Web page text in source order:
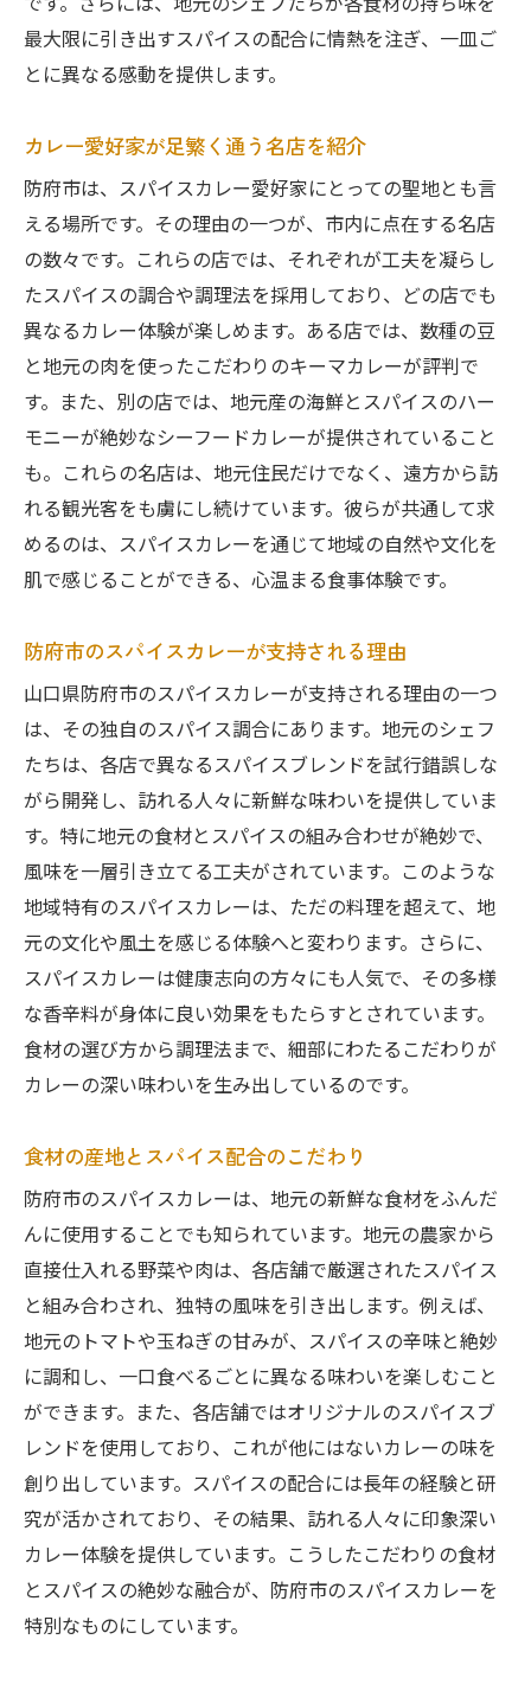
の秘密
店ごとに異なるスパイスブレンドの特徴
辛さと香りのバランスを極める技
スパイス調合の裏に隠されたストーリー
スパイスの選び方とその役割
スパイスが生む五感を刺激する体験
スパイスの香りに包まれる防府市のおすすめカ
レー店特集
香り高い店内で過ごす至福のひととき
地元で愛される老舗カレー店の紹介
新進気鋭のカレーシェフが手がける逸品
食べ比べが楽しい個性豊かなカレー店
スパイスの香りに癒される隠れ家カフェ
訪れる価値あり！話題のカレースポット
さに迫る
スパイスカレーの歴史と進化
地域に根ざしたカレー文化の魅力
他では味わえないカレーの独自性
スパイスが織りなす多層的な味わい
防府市ならではのカレーの特徴
地元の人々に愛される理由
スパイスカレー初心者必見！防府市で味わうべ
き一皿
初心者におすすめの優しい味のカレー
まずはここから！ベーシックなスパイスカ
レー
初心者でも挑戦しやすい辛さのカレー
スパイスカレーの魅力を知る最初の一歩
防府市のスパイスカレーが人気の理由を徹底解
剖
地元の支持を集めるカレーの秘密
口コミで広がる美味しさの輪
防府市のスパイスカレーが愛される理由
地元ならではのカレーイベント事情
スパイスカレー文化を支える地元の人々
訪問者も虜になるカレーの魅力とは
防府市でスパイスカレーを楽しむためのガイド
最大限に引き出すスパイスの配合に情熱を注ぎ、一皿ご
とに異なる感動を提供します。
カレー愛好家が足繁く通う名店を紹介
防府市は、スパイスカレー愛好家にとっての聖地とも言
える場所です。その理由の一つが、市内に点在する名店
の数々です。これらの店では、それぞれが工夫を凝らし
たスパイスの調合や調理法を採用しており、どの店でも
異なるカレー体験が楽しめます。ある店では、数種の豆
と地元の肉を使ったこだわりのキーマカレーが評判で
す。また、別の店では、地元産の海鮮とスパイスのハー
モニーが絶妙なシーフードカレーが提供されていること
も。これらの名店は、地元住民だけでなく、遠方から訪
れる観光客をも虜にし続けています。彼らが共通して求
めるのは、スパイスカレーを通じて地域の自然や文化を
肌で感じることができる、心温まる食事体験です。
防府市のスパイスカレーが支持される理由
山口県防府市のスパイスカレーが支持される理由の一つ
は、その独自のスパイス調合にあります。地元のシェフ
たちは、各店で異なるスパイスブレンドを試行錯誤しな
がら開発し、訪れる人々に新鮮な味わいを提供していま
す。特に地元の食材とスパイスの組み合わせが絶妙で、
風味を一層引き立てる工夫がされています。このような
地域特有のスパイスカレーは、ただの料理を超えて、地
元の文化や風土を感じる体験へと変わります。さらに、
スパイスカレーは健康志向の方々にも人気で、その多様
な香辛料が身体に良い効果をもたらすとされています。
食材の選び方から調理法まで、細部にわたるこだわりが
カレーの深い味わいを生み出しているのです。
食材の産地とスパイス配合のこだわり
防府市のスパイスカレーは、地元の新鮮な食材をふんだ
んに使用することでも知られています。地元の農家から
直接仕入れる野菜や肉は、各店舗で厳選されたスパイス
と組み合わされ、独特の風味を引き出します。例えば、
地元のトマトや玉ねぎの甘みが、スパイスの辛味と絶妙
に調和し、一口食べるごとに異なる味わいを楽しむこと
ができます。また、各店舗ではオリジナルのスパイスブ
レンドを使用しており、これが他にはないカレーの味を
創り出しています。スパイスの配合には長年の経験と研
究が活かされており、その結果、訪れる人々に印象深い
カレー体験を提供しています。こうしたこだわりの食材
とスパイスの絶妙な融合が、防府市のスパイスカレーを
特別なものにしています。